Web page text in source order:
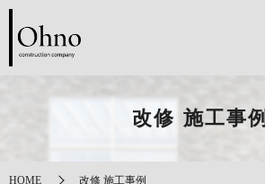
改修 施工事例
HOME 改修 施工事例